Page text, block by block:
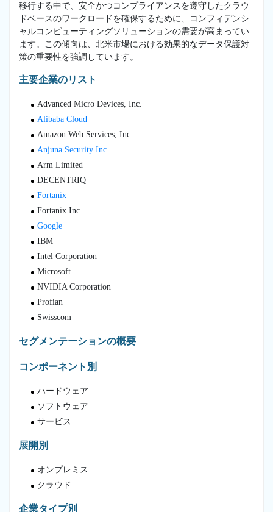
移行する中で、安全かつコンプライアンスを遵守したクラウ
ドベースのワークロードを確保するために、コンフィデンシ
ャルコンピューティングソリューションの需要が高まってい
ます。この傾向は、北米市場における効果的なデータ保護対
策の重要性を強調しています。
主要企業のリスト
Advanced Micro Devices, Inc.
Alibaba Cloud
Amazon Web Services, Inc.
Anjuna Security Inc.
Arm Limited
DECENTRIQ
Fortanix
Fortanix Inc.
Google
IBM
Intel Corporation
Microsoft
NVIDIA Corporation
Profian
Swisscom
セグメンテーションの概要
コンポーネント別
ハードウェア
ソフトウェア
サービス
展開別
オンプレミス
クラウド
企業タイプ別